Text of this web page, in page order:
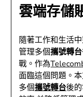
雲端存儲
隨著工作和生活
管理多個攜號轉台
戰。作為
面臨這個問題。
多個攜號轉台後